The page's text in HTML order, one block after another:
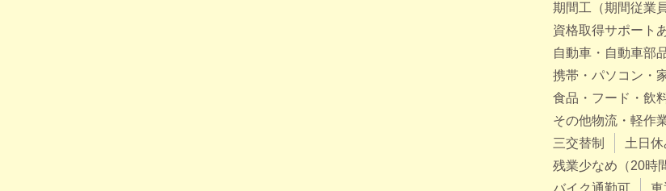
期間工（期間従業員
資格取得サポート
自動車・自動車部
携帯・パソコン・
食品・フード・飲
その他物流・軽作
三交替制
土日休
残業少なめ（20時